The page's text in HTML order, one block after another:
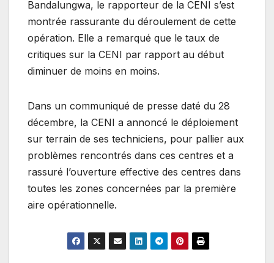
Bandalungwa, le rapporteur de la CENI s’est
montrée rassurante du déroulement de cette
opération. Elle a remarqué que le taux de
critiques sur la CENI par rapport au début
diminuer de moins en moins.
Dans un communiqué de presse daté du 28
décembre, la CENI a annoncé le déploiement
sur terrain de ses techniciens, pour pallier aux
problèmes rencontrés dans ces centres et a
rassuré l’ouverture effective des centres dans
toutes les zones concernées par la première
aire opérationnelle.